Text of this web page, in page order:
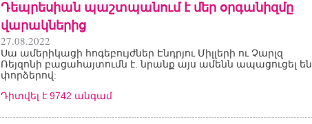
Դեպրեսիան պաշտպանում է մեր օրգանիզմը
վարակներից
27.08.2022
Սա ամերիկացի հոգեբույժներ Էնդրյու Միլլերի ու Չարլզ
Ռեյզոնի բացահայտումն է. նրանք այս ամենն ապացուցել են
փորձերով:
Դիտվել է 9742 անգամ